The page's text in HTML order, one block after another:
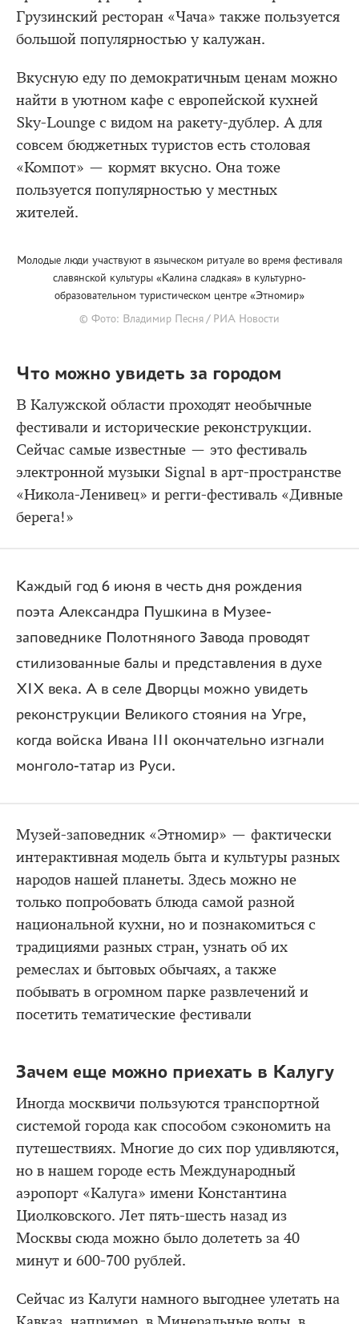
Грузинский ресторан «Чача» также пользуется
большой популярностью у калужан.
Вкусную еду по демократичным ценам можно
найти в уютном кафе с европейской кухней
Sky-Lounge с видом на ракету-дублер. А для
совсем бюджетных туристов есть столовая
«Компот» — кормят вкусно. Она тоже
пользуется популярностью у местных
жителей.
Молодые люди участвуют в языческом ритуале во время фестиваля
славянской культуры «Калина сладкая» в культурно-
образовательном туристическом центре «Этномир»
© Фото: Владимир Песня / РИА Новости
Что можно увидеть за городом
В Калужской области проходят необычные
фестивали и исторические реконструкции.
Сейчас самые известные — это фестиваль
электронной музыки Signal в арт-пространстве
«Никола-Ленивец» и регги-фестиваль «Дивные
берега!»
Каждый год 6 июня в честь дня рождения
поэта Александра Пушкина в Музее-
заповеднике Полотняного Завода проводят
стилизованные балы и представления в духе
XIX века. А в селе Дворцы можно увидеть
реконструкции Великого стояния на Угре,
когда войска Ивана III окончательно изгнали
монголо-татар из Руси.
Музей-заповедник «Этномир» — фактически
интерактивная модель быта и культуры разных
народов нашей планеты. Здесь можно не
только попробовать блюда самой разной
национальной кухни, но и познакомиться с
традициями разных стран, узнать об их
ремеслах и бытовых обычаях, а также
побывать в огромном парке развлечений и
посетить тематические фестивали
Зачем еще можно приехать в Калугу
Иногда москвичи пользуются транспортной
системой города как способом сэкономить на
путешествиях. Многие до сих пор удивляются,
но в нашем городе есть Международный
аэропорт «Калуга» имени Константина
Циолковского. Лет пять-шесть назад из
Москвы сюда можно было долететь за 40
минут и 600-700 рублей.
Сейчас из Калуги намного выгоднее улетать на